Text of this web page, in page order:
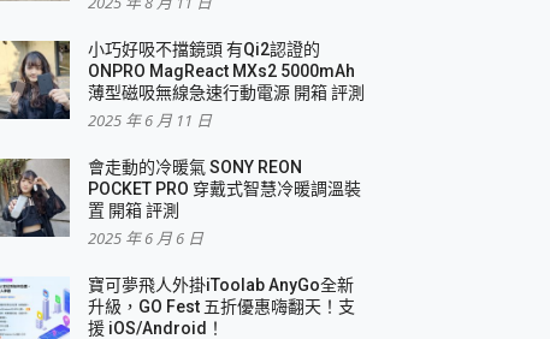
小巧好吸不擋鏡頭 有Qi2認證的
ONPRO MagReact MXs2 5000mAh
薄型磁吸無線急速行動電源 開箱 評測
2025 年 6 月 11 日
會走動的冷暖氣 SONY REON
POCKET PRO 穿戴式智慧冷暖調溫裝
置 開箱 評測
2025 年 6 月 6 日
寶可夢飛人外掛iToolab AnyGo全新
升級，GO Fest 五折優惠嗨翻天！支
援 iOS/Android！